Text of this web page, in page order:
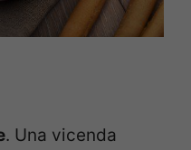
. Una vicenda